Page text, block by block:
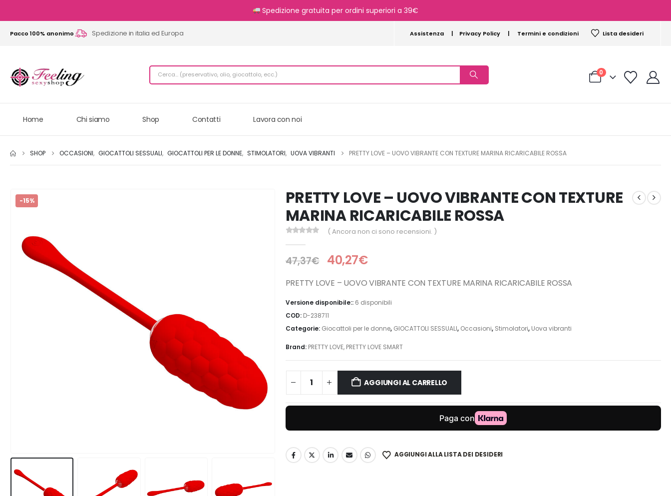
Spedizione gratuita per ordini superiori a 39€
Pacco 100% anonimo Spedizione in italia ed Europa Assistenza | Privacy Policy | Termini e condizioni Lista desideri
0
Home Chi siamo Shop Contatti Lavora con noi
SHOP OCCASIONI, GIOCATTOLI SESSUALI, GIOCATTOLI PER LE DONNE, STIMOLATORI, UOVA VIBRANTI PRETTY LOVE – UOVO VIBRANTE CON TEXTURE MARINA RICARICABILE ROSSA
-15%
PRETTY LOVE – UOVO VIBRANTE CON TEXTURE
MARINA RICARICABILE ROSSA
( Ancora non ci sono recensioni. )
47,37€ 40,27€
PRETTY LOVE – UOVO VIBRANTE CON TEXTURE MARINA RICARICABILE ROSSA
Versione disponibile:: 6 disponibili
COD: D-238711
Categorie: Giocattoli per le donne, GIOCATTOLI SESSUALI, Occasioni, Stimolatori, Uova vibranti
Brand: PRETTY LOVE, PRETTY LOVE SMART
AGGIUNGI AL CARRELLO
AGGIUNGI ALLA LISTA DEI DESIDERI